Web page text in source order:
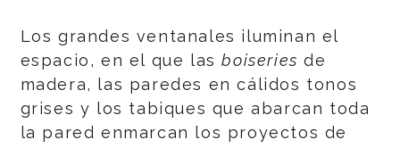
Los grandes ventanales iluminan el
espacio, en el que lasboiseries de
madera, las paredes en cálidos tonos
grises y los tabiques que abarcan toda
la pared enmarcan los proyectos de